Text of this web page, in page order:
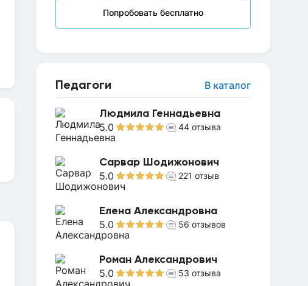
Попробовать бесплатно
Педагоги В каталог
Людмила Геннадьевна
5.0 44 отзыва
Сарвар Шодижонович
5.0 221 отзыв
Елена Александровна
5.0 56 отзывов
Роман Александрович
5.0 53 отзыва